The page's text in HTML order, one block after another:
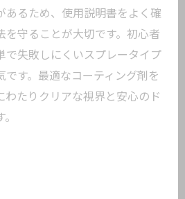
あるため、使用説明書をよく確
を守ることが大切です。初心者
で失敗しにくいスプレータイプ
です。最適なコーティング剤を
わたりクリアな視界と安心のド